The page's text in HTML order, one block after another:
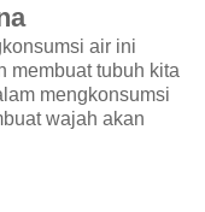
air ini
membuat tubuh kita
mengkonsumsi
wajah akan